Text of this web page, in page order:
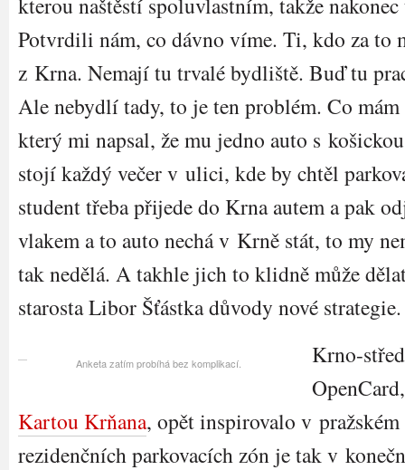
Potvrdili nám, co dávno víme. Ti, kdo za to
z Krna. Nemají tu trvalé bydliště. Buď tu
Ale nebydlí tady, to je ten problém. Co
který mi napsal, že mu jedno auto s
stojí každý večer v ulici, kde by chtěl
student třeba přijede do Krna autem a pak
vlakem a to auto nechá v Krně stát, to my
tak nedělá. A takhle jich to klidně může
starosta Libor Šťástka důvody nové strategie.
Anketa zatím probíhá bez komplikací.
Krno-
Kartou Krňana, opět inspirovalo v
rezidenčních parkovacích zón je tak v